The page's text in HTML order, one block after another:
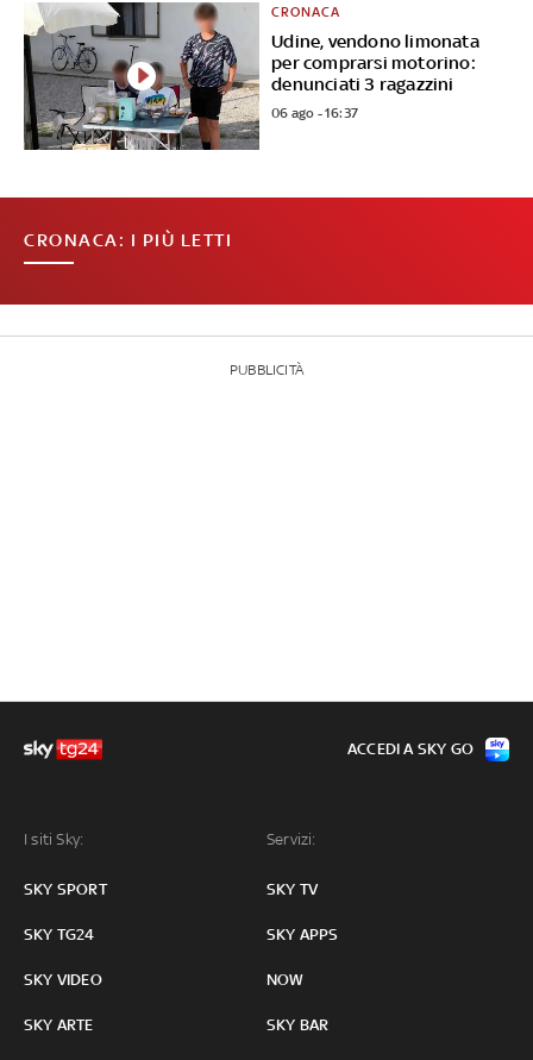
Udine, vendono limonata
per comprarsi motorino:
denunciati 3 ragazzini
CRONACA
06 ago - 16:37
CRONACA: I PIÙ LETTI
PUBBLICITÀ
I siti Sky:
SKY SPORT
SKY TG24
SKY VIDEO
SKY ARTE
Servizi:
SKY TV
SKY APPS
NOW
SKY BAR
ACCEDI A SKY GO